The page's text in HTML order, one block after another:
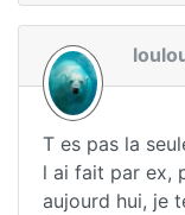
T es pas la
l ai fait par ex,
aujourd hui, je